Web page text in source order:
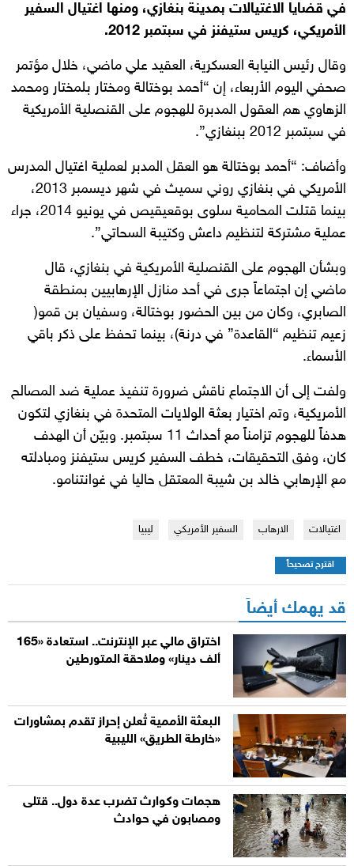
في قضايا الاغتيالات بمدينة بنغازي، ومنها اغتيال السفير
الأمريكي، كريس ستيفنز في سبتمبر 2012.
وقال رئيس النيابة العسكرية، العقيد علي ماضي، خلال مؤتمر
صحفي اليوم الأربعاء، إن “أحمد بوختالة ومختار بلمختار ومحمد
الزهاوي هم العقول المدبرة للهجوم على القنصلية الأمريكية
في سبتمبر 2012 ببنغازي”.
وأضاف: “أحمد بوختالة هو العقل المدبر لعملية اغتيال المدرس
الأمريكي في بنغازي روني سميث في شهر ديسمبر 2013،
بينما قتلت المحامية سلوى بوقعيقيص في يونيو 2014، جراء
عملية مشتركة لتنظيم داعش وكتيبة السحاتي”.
وبشأن الهجوم على القنصلية الأمريكية في بنغازي، قال
ماضي إن اجتماعاً جرى في أحد منازل الإرهابيين بمنطقة
الصابري، وكان من بين الحضور بوختالة، وسفيان بن قمو(
زعيم تنظيم “القاعدة” في درنة)، بينما تحفظ على ذكر باقي
الأسماء.
ولفت إلى أن الاجتماع ناقش ضرورة تنفيذ عملية ضد المصالح
الأمريكية، وتم اختيار بعثة الولايات المتحدة في بنغازي لتكون
هدفاً للهجوم تزامناً مع أحداث 11 سبتمبر. وبيّن أن الهدف
كان، وفق التحقيقات، خطف السفير كريس ستيفنز ومبادلته
مع الإرهابي خالد بن شيبة المعتقل حاليا في غوانتنامو.
اغتيالات الارهاب السفير الأمريكي ليبيا
اقترح تصحيحاً
قد يهمك أيضاً
اختراق مالي عبر الإنترنت.. استعادة «165
ألف دينار» وملاحقة المتورطين
البعثة الأممية تُعلن إحراز تقدم بمشاورات
«خارطة الطريق» الليبية
هجمات وكوارث تضرب عدة دول.. قتلى
ومصابون في حوادث